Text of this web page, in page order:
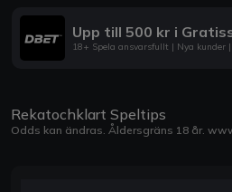
Upp till 500 kr i
18+ Spela ansvarsfullt | Nya kunder
Rekatochklart Speltips
Odds kan ändras. Åldersgräns 18 år.